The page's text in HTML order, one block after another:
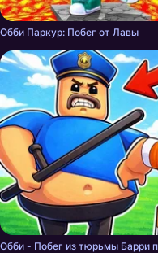
Обби Паркур: Побег от Лавы